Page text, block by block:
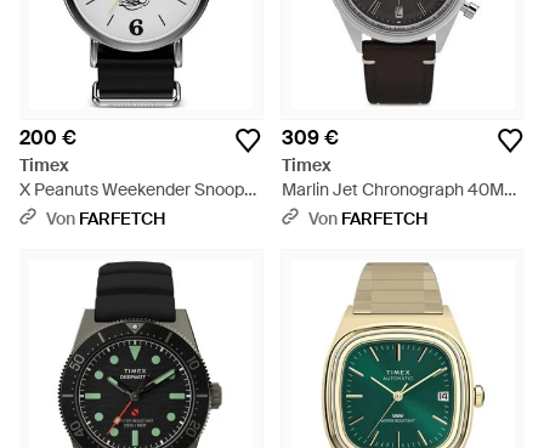
200 €
Timex
X Peanuts Weekender Snoopy
Armbanduhr 40Mm - Schwarz
Von FARFETCH
309 €
Timex
Marlin Jet Chronograph 40Mm
- Schwarz
Von FARFETCH